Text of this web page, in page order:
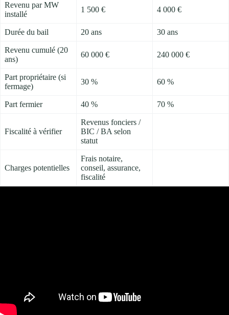
Revenu par MW
installé
1 500 € 4 000 €
Durée du bail 20 ans 30 ans
Revenu cumulé (20
ans)
60 000 € 240 000 €
Part propriétaire (si
fermage)
30 % 60 %
Part fermier 40 % 70 %
Fiscalité à vérifier
Revenus fonciers /
BIC / BA selon
statut
Charges potentielles
Frais notaire,
conseil, assurance,
fiscalité